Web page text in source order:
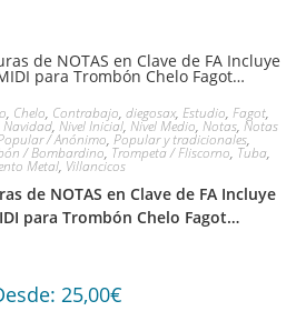
, Chelo, Contrabajo, diegosax, Estudio, Fagot,
Navidad, Nivel Inicial, Nivel Medio, Notas, Notas
/ Anónimo, Popular y tradicionales,
/ Bombardino, Trompeta / Fliscorno, Tuba,
Metal, Villancicos
de NOTAS en Clave de FA Incluye
para Trombón Chelo Fagot…
25,00€